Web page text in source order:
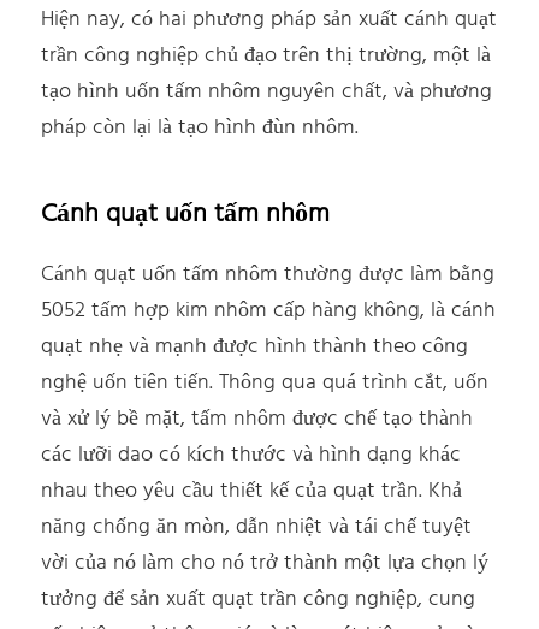
Hiện nay, có hai phương pháp sản xuất cánh quạt
trần công nghiệp chủ đạo trên thị trường, một là
tạo hình uốn tấm nhôm nguyên chất, và phương
pháp còn lại là tạo hình đùn nhôm.
Cánh quạt uốn tấm nhôm
Cánh quạt uốn tấm nhôm thường được làm bằng
5052 tấm hợp kim nhôm cấp hàng không, là cánh
quạt nhẹ và mạnh được hình thành theo công
nghệ uốn tiên tiến. Thông qua quá trình cắt, uốn
và xử lý bề mặt, tấm nhôm được chế tạo thành
các lưỡi dao có kích thước và hình dạng khác
nhau theo yêu cầu thiết kế của quạt trần. Khả
năng chống ăn mòn, dẫn nhiệt và tái chế tuyệt
vời của nó làm cho nó trở thành một lựa chọn lý
tưởng để sản xuất quạt trần công nghiệp, cung